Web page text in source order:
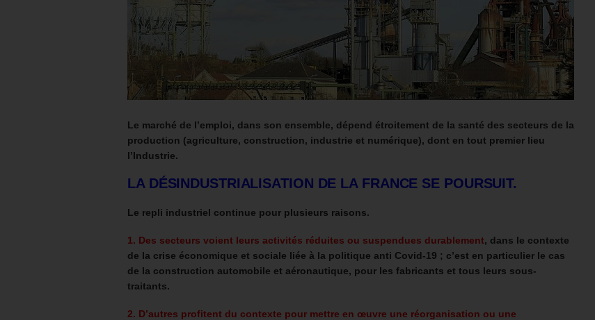
Le marché de l’emploi, dans son ensemble, dépend étroitement de la santé des secteurs de la
production (agriculture, construction, industrie et numérique), dont en tout premier lieu
l’Industrie.
LA DÉSINDUSTRIALISATION DE LA FRANCE SE POURSUIT.
Le repli industriel continue pour plusieurs raisons.
1. Des secteurs voient leurs activités réduites ou suspendues durablement, dans le contexte
de la crise économique et sociale liée à la politique anti Covid-19 ; c’est en particulier le cas
de la construction automobile et aéronautique, pour les fabricants et tous leurs sous-
traitants.
2. D’autres profitent du contexte pour mettre en œuvre une réorganisation ou une